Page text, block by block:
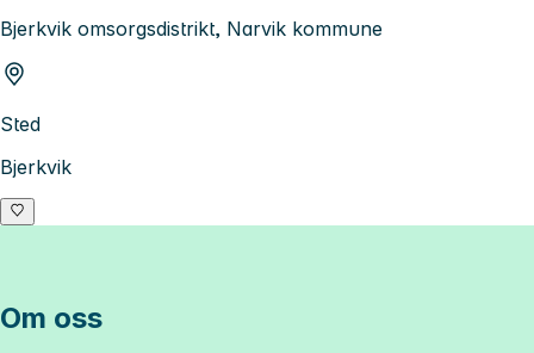
Bjerkvik omsorgsdistrikt, Narvik kommune
Sted
Bjerkvik
Om oss